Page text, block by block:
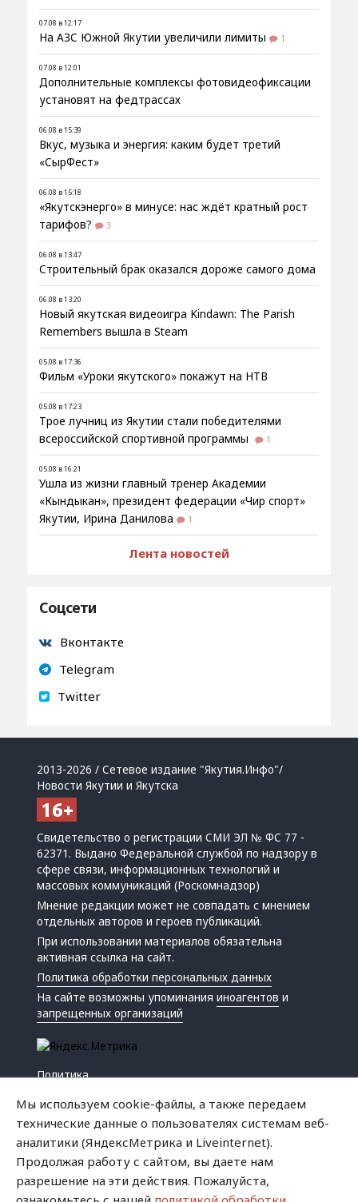
07.08 в 12:17
На АЗС Южной Якутии увеличили лимиты 1
07.08 в 12:01
Дополнительные комплексы фотовидеофиксации
установят на федтрассах
06.08 в 15:39
Вкус, музыка и энергия: каким будет третий
«СырФест»
06.08 в 15:18
«Якутскэнерго» в минусе: нас ждёт кратный рост
тарифов?
3
06.08 в 13:47
Строительный брак оказался дороже самого дома
06.08 в 13:20
Новый якутская видеоигра Kindawn: The Parish
Remembers вышла в Steam
05.08 в 17:36
Фильм «Уроки якутского» покажут на НТВ
05.08 в 17:23
Трое лучниц из Якутии стали победителями
всероссийской спортивной программы
1
05.08 в 16:21
Ушла из жизни главный тренер Академии
«Кындыкан», президент федерации «Чир спорт»
Якутии, Ирина Данилова
1
Лента новостей
Соцсети
Вконтакте
Telegram
Twitter
2013-2026 / Сетевое издание "Якутия.Инфо"/
Новости Якутии и Якутска
Свидетельство о регистрации СМИ ЭЛ № ФС 77 -
62371. Выдано Федеральной службой по надзору в
сфере связи, информационных технологий и
массовых коммуникаций (Роскомнадзор)
Мнение редакции может не совпадать с мнением
отдельных авторов и героев публикаций.
При использовании материалов обязательна
активная ссылка на сайт.
Политика обработки персональных данных
На сайте возможны упоминанияиноагентов и
запрещенных организаций
Политика
Криминал
Мы используем cookie-файлы, а также передаем
технические данные о пользователях системам веб-
аналитики (ЯндексМетрика и Liveinternet).
Продолжая работу с сайтом, вы даете нам
разрешение на эти действия. Пожалуйста,